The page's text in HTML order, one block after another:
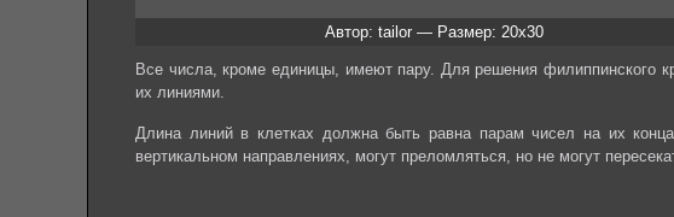
Автор: tailor — Размер: 20x30
Все числа, кроме единицы, имеют пару. Для решения филиппинского
их линиями.
Длина линий в клетках должна быть равна парам чисел на их
вертикальном направлениях, могут преломляться, но не могут